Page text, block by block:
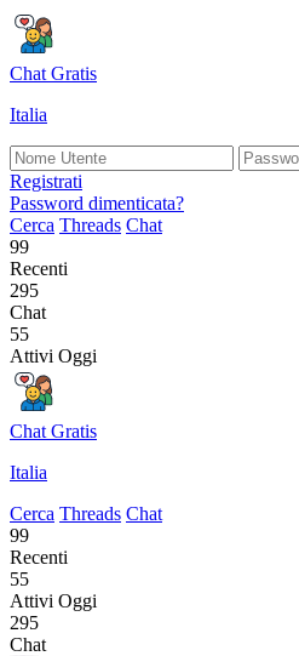
Chat Gratis
Italia
Registrati
Password dimenticata?
Cerca Threads Chat
99
Recenti
295
Chat
55
Attivi Oggi
Chat Gratis
Italia
Cerca Threads Chat
99
Recenti
55
Attivi Oggi
295
Chat